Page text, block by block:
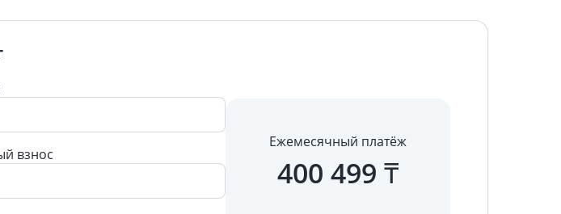
взнос
Ежемесячный платёж
400 499 ₸